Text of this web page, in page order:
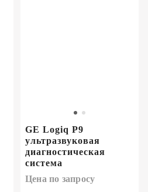
GE Logiq P9
ультразвуковая
диагностическая
система
Цена по запросу